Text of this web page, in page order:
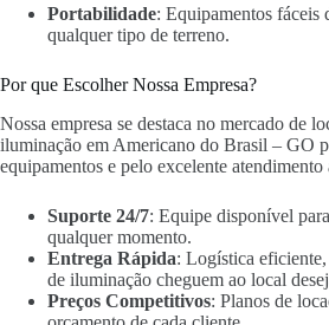
Portabilidade: Equipamentos fáceis
qualquer tipo de terreno.
Por que Escolher Nossa Empresa?
Nossa empresa se destaca no mercado de
iluminação em Americano do Brasil – GO
equipamentos e pelo excelente
Suporte 24/7: Equipe disponível
qualquer momento.
Entrega Rápida: Logística
de iluminação cheguem ao local
Preços Competitivos: Planos de